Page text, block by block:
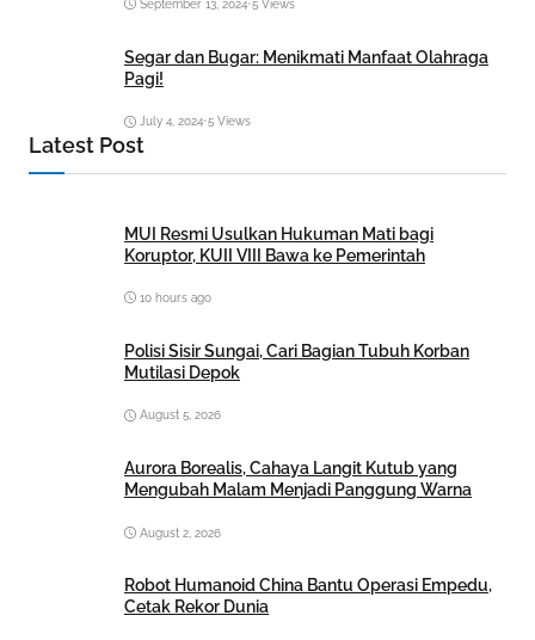
September 13, 2024•5 Views
Segar dan Bugar: Menikmati Manfaat Olahraga
Pagi!
July 4, 2024•5 Views
Latest Post
MUI Resmi Usulkan Hukuman Mati bagi
Koruptor, KUII VIII Bawa ke Pemerintah
10 hours ago
Polisi Sisir Sungai, Cari Bagian Tubuh Korban
Mutilasi Depok
August 5, 2026
Aurora Borealis, Cahaya Langit Kutub yang
Mengubah Malam Menjadi Panggung Warna
August 2, 2026
Robot Humanoid China Bantu Operasi Empedu,
Cetak Rekor Dunia